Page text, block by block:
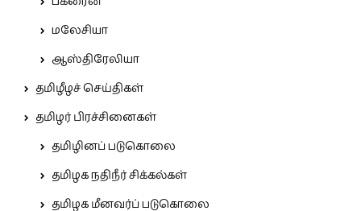
மலேசியா
ஆஸ்திரேலியா
தமிழீழச் செய்திகள்
தமிழர் பிரச்சினைகள்
தமிழினப் படுகொலை
தமிழக நதிநீர் சிக்கல்கள்
தமிழக மீனவர்ப் படுகொலை